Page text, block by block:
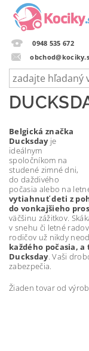
0948 535 672
Belgická značka
Ducksdayje
ideálnym
spoločníkom na
studené zimné dni,
do daždivého
počasia alebo na
vytiahnuť deti z
do vonkajšieho
väčšinu zážitkov.
v snehu či letné
rodičov už nikdy
každého počasia,
Ducksday. Vaši
zabezpečia.
Žiaden tovar od